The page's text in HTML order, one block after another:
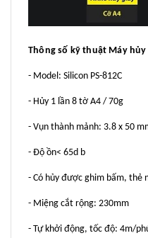
Thông số kỹ thuật Máy hủy
- Model: Silicon PS-812C
- Hủy 1 lần 8 tờ A4 / 70g
- Vụn thành mảnh: 3.8 x 50
- Độ ồn< 65d b
- Có hủy được ghim bấm, thẻ
- Miệng cắt rộng: 230mm
- Tự khởi động, tốc độ: 4m/